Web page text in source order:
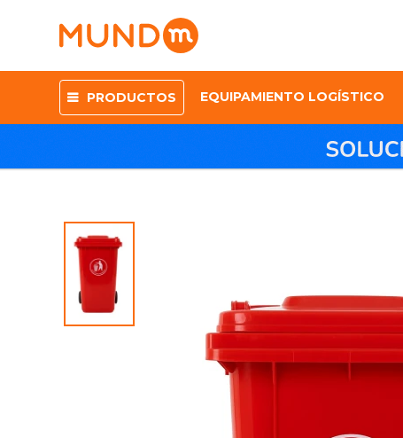
PRODUCTOS EQUIPAMIENTO LOGÍSTICO